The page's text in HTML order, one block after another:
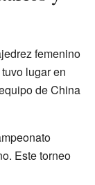
femenino
lugar en
de China
Este torneo